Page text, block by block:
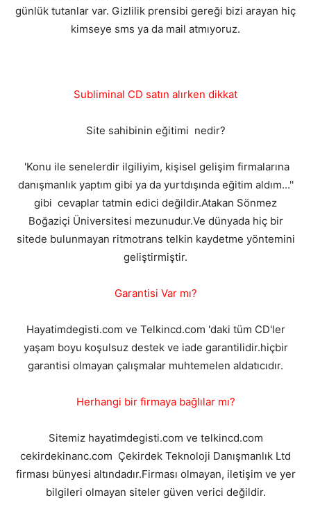
günlük tutanlar var. Gizlilik prensibi gereği bizi arayan hiç
kimseye sms ya da mail atmıyoruz.
Subliminal CD satın alırken dikkat
Site sahibinin eğitimi nedir?
'Konu ile senelerdir ilgiliyim, kişisel gelişim firmalarına
danışmanlık yaptım gibi ya da yurtdışında eğitim aldım...''
gibi cevaplar tatmin edici değildir.Atakan Sönmez
Boğaziçi Üniversitesi mezunudur.Ve dünyada hiç bir
sitede bulunmayan ritmotrans telkin kaydetme yöntemini
geliştirmiştir.
Garantisi Var mı?
Hayatimdegisti.com ve Telkincd.com 'daki tüm CD'ler
yaşam boyu koşulsuz destek ve iade garantilidir.hiçbir
garantisi olmayan çalışmalar muhtemelen aldatıcıdır.
Herhangi bir firmaya bağlılar mı?
Sitemiz hayatimdegisti.com ve telkincd.com
cekirdekinanc.com Çekirdek Teknoloji Danışmanlık Ltd
firması bünyesi altındadır.Firması olmayan, iletişim ve yer
bilgileri olmayan siteler güven verici değildir.